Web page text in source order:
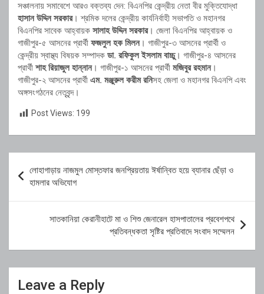
সঞ্চালনায় সমাবেশে আরও বক্তব্য দেন: বিএনপির কেন্দ্রীয় নেতা বীর মুক্তিযোদ্ধা
হাসান উদ্দিন সরকার। শ্রমিক দলের কেন্দ্রীয় কার্যনির্বাহী সভাপতি ও মহানগর
বিএনপির সাবেক আহ্বায়ক সালাহ উদ্দিন সরকার। জেলা বিএনপির আহ্বায়ক ও
গাজীপুর-৫ আসনের প্রার্থী ফজলুল হক মিলন। গাজীপুর-৩ আসনের প্রার্থী ও
কেন্দ্রীয় স্বাস্থ্য বিষয়ক সম্পাদক ডা. রফিকুল ইসলাম বাচ্চু। গাজীপুর-৪ আসনের
প্রার্থী শাহ রিয়াজুল হান্নান। গাজীপুর-১ আসনের প্রার্থী মজিবুর রহমান।
গাজীপুর-২ আসনের প্রার্থী এম. মঞ্জুরুল করীম রনিসহ জেলা ও মহানগর বিএনপি এবং
অঙ্গসংগঠনের নেতৃবৃন্দ।
Post Views: 199
navigation
লোহাগাড়ায় নাজমুল মোস্তফার জনপ্রিয়তায় ঈর্ষান্বিত হয়ে ব্যানার ছেঁড়া ও
হামলার অভিযোগ
সাতকানিয়া কেরানীহাটে মা ও শিশু জেনারেল হাসপাতালের প্রবেশপথে
প্রতিবন্ধকতা সৃষ্টির প্রতিবাদে সংবাদ সম্মেলন
Leave a Reply